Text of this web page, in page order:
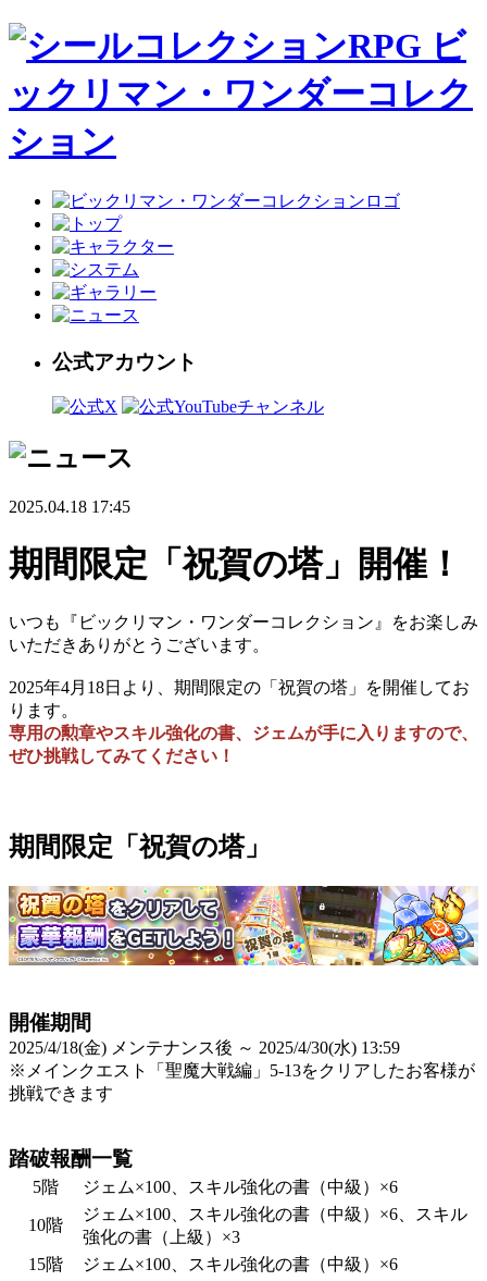
公式アカウント
2025.04.18 17:45
期間限定「祝賀の塔」開催！
いつも『ビックリマン・ワンダーコレクション』をお楽しみ
いただきありがとうございます。
2025年4月18日より、期間限定の「祝賀の塔」を開催してお
ります。
専用の勲章やスキル強化の書、ジェムが手に入りますので、
ぜひ挑戦してみてください！
期間限定「祝賀の塔」
開催期間
2025/4/18(金) メンテナンス後 ～ 2025/4/30(水) 13:59
※メインクエスト「聖魔大戦編」5-13をクリアしたお客様が
挑戦できます
踏破報酬一覧
5階 ジェム×100、 スキル強化の書（中級）×6
10階
ジェム×100、 スキル強化の書（中級）×6、
スキル
強化の書（上級）×3
15階
ジェム×100、 スキル強化の書（中級）×6